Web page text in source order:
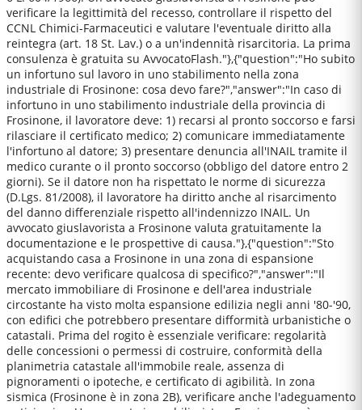
verificare la legittimità del recesso, controllare il rispetto del
CCNL Chimici-Farmaceutici e valutare l'eventuale diritto alla
reintegra (art. 18 St. Lav.) o a un'indennità risarcitoria. La prima
consulenza è gratuita su AvvocatoFlash."},{"question":"Ho subito
un infortuno sul lavoro in uno stabilimento nella zona
industriale di Frosinone: cosa devo fare?","answer":"In caso di
infortuno in uno stabilimento industriale della provincia di
Frosinone, il lavoratore deve: 1) recarsi al pronto soccorso e farsi
rilasciare il certificato medico; 2) comunicare immediatamente
l'infortuno al datore; 3) presentare denuncia all'INAIL tramite il
medico curante o il pronto soccorso (obbligo del datore entro 2
giorni). Se il datore non ha rispettato le norme di sicurezza
(D.Lgs. 81/2008), il lavoratore ha diritto anche al risarcimento
del danno differenziale rispetto all'indennizzo INAIL. Un
avvocato giuslavorista a Frosinone valuta gratuitamente la
documentazione e le prospettive di causa."},{"question":"Sto
acquistando casa a Frosinone in una zona di espansione
recente: devo verificare qualcosa di specifico?","answer":"Il
mercato immobiliare di Frosinone e dell'area industriale
circostante ha visto molta espansione edilizia negli anni '80-'90,
con edifici che potrebbero presentare difformità urbanistiche o
catastali. Prima del rogito è essenziale verificare: regolarità
delle concessioni o permessi di costruire, conformità della
planimetria catastale all'immobile reale, assenza di
pignoramenti o ipoteche, e certificato di agibilità. In zona
sismica (Frosinone è in zona 2B), verificare anche l'adeguamento